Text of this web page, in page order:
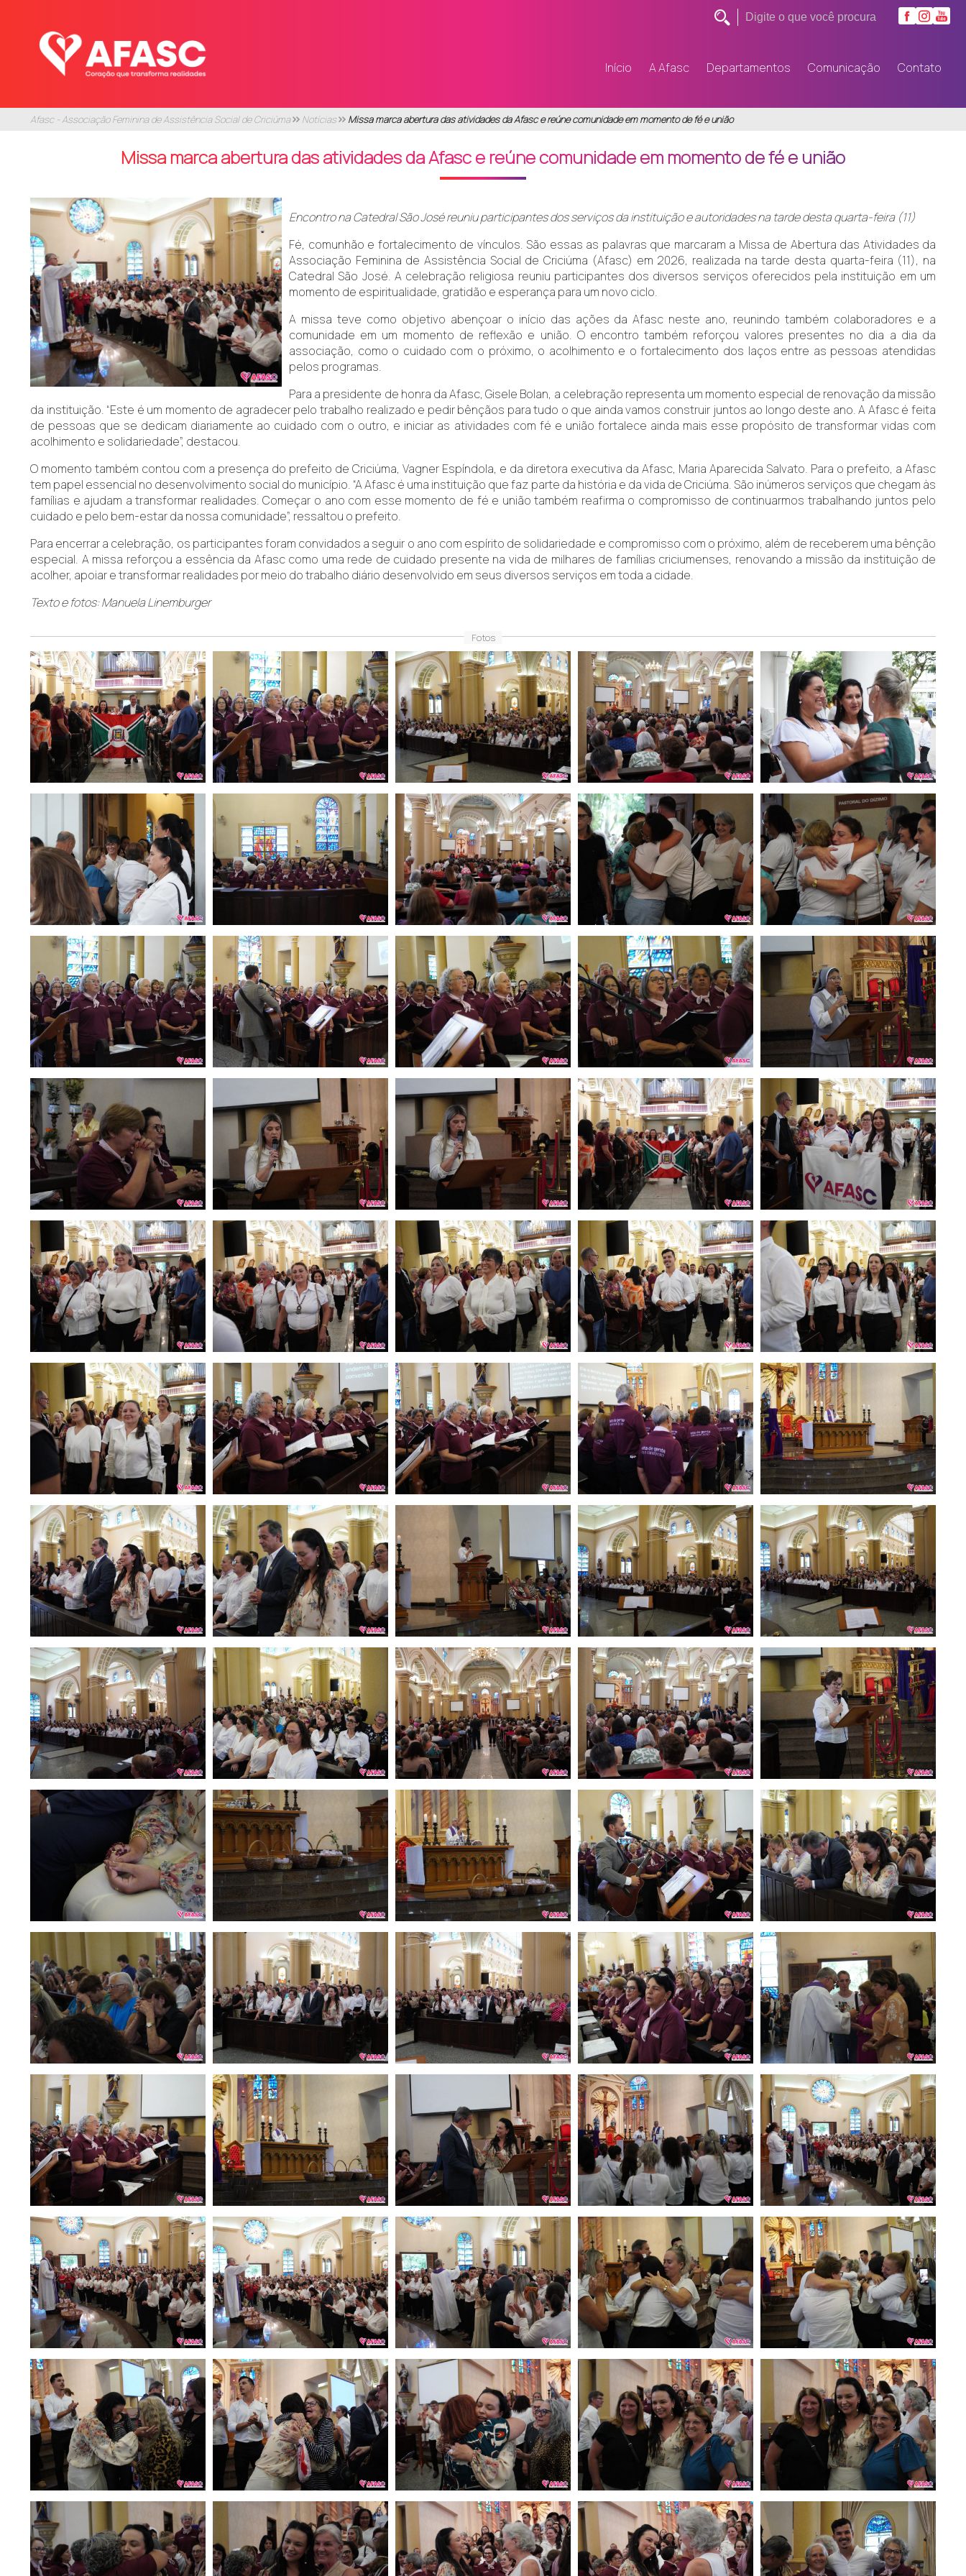
Início A Afasc Departamentos Comunicação Contato
Afasc - Associação Feminina de Assistência Social de Criciúma Notícias Missa marca abertura das atividades da Afasc e reúne comunidade em momento de fé e união
Missa marca abertura das atividades da Afasc e reúne comunidade em momento de fé e união
Encontro na Catedral São José reuniu participantes dos serviços da instituição e autoridades na tarde desta quarta-feira (11)
Fé, comunhão e fortalecimento de vínculos. São essas as palavras que marcaram a Missa de Abertura das Atividades da
Associação Feminina de Assistência Social de Criciúma (Afasc) em 2026, realizada na tarde desta quarta-feira (11), na
Catedral São José. A celebração religiosa reuniu participantes dos diversos serviços oferecidos pela instituição em um
momento de espiritualidade, gratidão e esperança para um novo ciclo.
A missa teve como objetivo abençoar o início das ações da Afasc neste ano, reunindo também colaboradores e a
comunidade em um momento de reflexão e união. O encontro também reforçou valores presentes no dia a dia da
associação, como o cuidado com o próximo, o acolhimento e o fortalecimento dos laços entre as pessoas atendidas
pelos programas.
Para a presidente de honra da Afasc, Gisele Bolan, a celebração representa um momento especial de renovação da missão
da instituição. “Este é um momento de agradecer pelo trabalho realizado e pedir bênçãos para tudo o que ainda vamos construir juntos ao longo deste ano. A Afasc é feita
de pessoas que se dedicam diariamente ao cuidado com o outro, e iniciar as atividades com fé e união fortalece ainda mais esse propósito de transformar vidas com
acolhimento e solidariedade”, destacou.
O momento também contou com a presença do prefeito de Criciúma, Vagner Espíndola, e da diretora executiva da Afasc, Maria Aparecida Salvato. Para o prefeito, a Afasc
tem papel essencial no desenvolvimento social do município. “A Afasc é uma instituição que faz parte da história e da vida de Criciúma. São inúmeros serviços que chegam às
famílias e ajudam a transformar realidades. Começar o ano com esse momento de fé e união também reafirma o compromisso de continuarmos trabalhando juntos pelo
cuidado e pelo bem-estar da nossa comunidade”, ressaltou o prefeito.
Para encerrar a celebração, os participantes foram convidados a seguir o ano com espírito de solidariedade e compromisso com o próximo, além de receberem uma bênção
especial. A missa reforçou a essência da Afasc como uma rede de cuidado presente na vida de milhares de famílias criciumenses, renovando a missão da instituição de
acolher, apoiar e transformar realidades por meio do trabalho diário desenvolvido em seus diversos serviços em toda a cidade.
Texto e fotos: Manuela Linemburger
Fotos